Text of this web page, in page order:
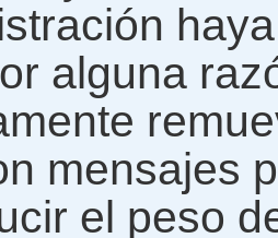
alguna
mensajes
el peso